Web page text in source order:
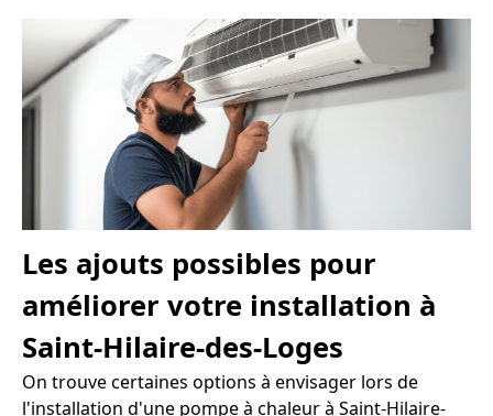
Les ajouts possibles pour
améliorer votre installation à
Saint-Hilaire-des-Loges
On trouve certaines options à envisager lors de
l'installation d'une pompe à chaleur à Saint-Hilaire-